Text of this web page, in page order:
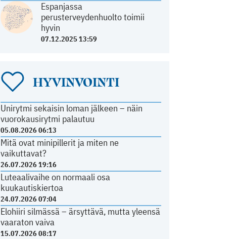
Espanjassa
perusterveydenhuolto toimii
hyvin
07.12.2025 13:59
HYVINVOINTI
Unirytmi sekaisin loman jälkeen – näin
vuorokausirytmi palautuu
05.08.2026 06:13
Mitä ovat minipillerit ja miten ne
vaikuttavat?
26.07.2026 19:16
Luteaalivaihe on normaali osa
kuukautiskiertoa
24.07.2026 07:04
Elohiiri silmässä – ärsyttävä, mutta yleensä
vaaraton vaiva
15.07.2026 08:17